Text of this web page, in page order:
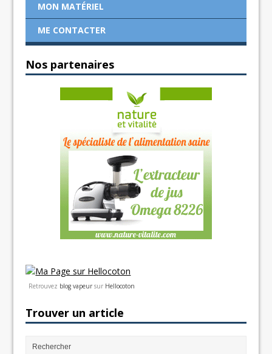
MON MATÉRIEL
ME CONTACTER
Nos partenaires
Retrouvez blog vapeur sur Hellocoton
Trouver un article